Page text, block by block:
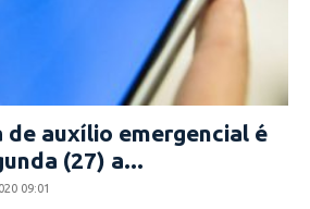
de auxílio emergencial é
(27) a...
09:01